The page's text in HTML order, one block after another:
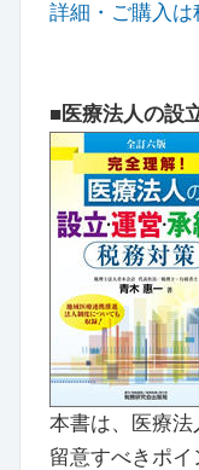
詳細・ご購入
■医療法人の設
本書は、医療
留意すべきポ